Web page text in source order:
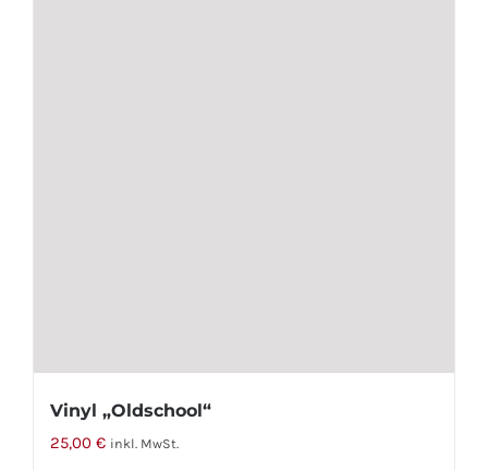
Vinyl „Oldschool“
25,00 € inkl. MwSt.